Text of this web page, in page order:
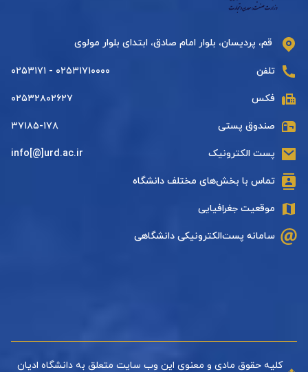
قم، پردیسان، بلوار امام صادق، ابتدای بلوار مولوی
تلفن ۰۲۵۳۱۷۱۰۰۰۰ - ۰۲۵۳۱۷۱
فکس ۰۲۵۳۲۸۰۲۶۲۷
صندوق پستی ۳۷۱۸۵-۱۷۸
پست الکترونیک info[@]urd.ac.ir
تماس با بخش‌های مختلف دانشگاه
موقعیت جغرافیایی
سامانه پست‌الکترونیکی دانشگاهی
کلیه حقوق مادی و معنوی این وب سایت متعلق به دانشگاه ادیان